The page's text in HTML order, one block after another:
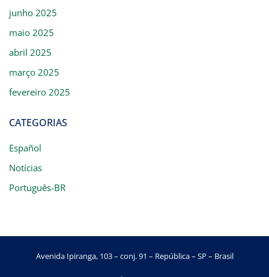
junho 2025
maio 2025
abril 2025
março 2025
fevereiro 2025
CATEGORIAS
Español
Notícias
Português-BR
Avenida Ipiranga, 103 – conj. 91 – República – SP – Brasil